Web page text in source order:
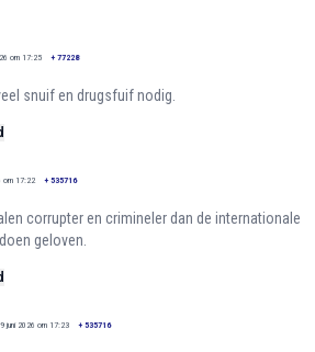
om 17:25 + 77228
snuif en drugsfuif nodig.
om 17:22 + 535716
corrupter en crimineler dan de internationale
geloven.
juni 2026 om 17:23 + 535716